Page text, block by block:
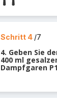
Schritt 4 /7
4. Geben Sie
400 ml
Dampfgaren